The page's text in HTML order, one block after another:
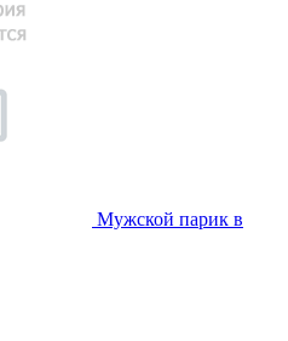
Мужской парик в